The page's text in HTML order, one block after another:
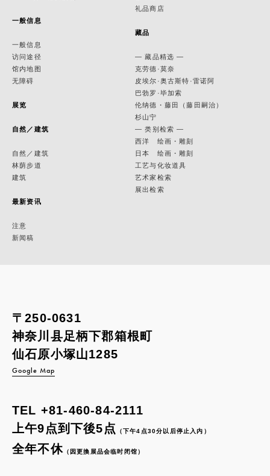
一般信息
一般信息
访问途径
馆内地图
无障碍
展览
自然／建筑
自然／建筑
林荫步道
建筑
最新资讯
注意
新闻稿
礼品商店
藏品
— 藏品精选 —
克劳德·莫奈
皮埃尔·奥古斯特·雷诺阿
巴勃罗·毕加索
伦纳德・藤田（藤田嗣治）
杉山宁
— 类别检索 —
西洋 绘画・雕刻
日本 绘画・雕刻
工艺与化妆道具
艺术家检索
展出检索
〒250-0631
神奈川县足柄下郡箱根町
仙石原小塚山1285
Google Map
TEL +81-460-84-2111
上午9点到下後5点
（下午4点30分以后停止入内）
全年不休（因更換展品会临时闭馆）